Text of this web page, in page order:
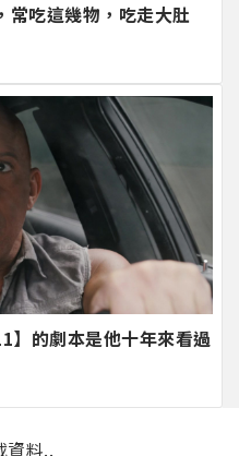
常吃這幾物，吃走大肚
】的劇本是他十年來看過
資料..